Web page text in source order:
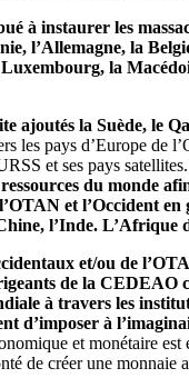
à instaurer les
l’Allemagne, la
la
ajoutés la Suède, le
les pays d’Europe de
et ses pays satellites.
du monde
et l’Occident en
l’Inde. L’Afrique
et/ou de
de la CEDEAO
à travers les
d’imposer à
et monétaire est
de créer une